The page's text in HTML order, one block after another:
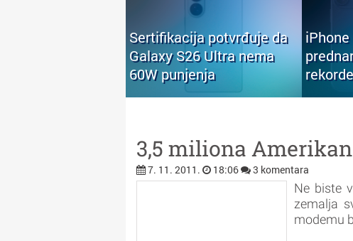
Sertifikacija potvrđuje da
Galaxy S26 Ultra nema
60W punjenja
iPhone
rekorde
3,5 miliona
7. 11. 2011. 18:06 3 komentara
Ne biste
zemalja
modemu